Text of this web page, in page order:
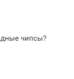
чипсы?